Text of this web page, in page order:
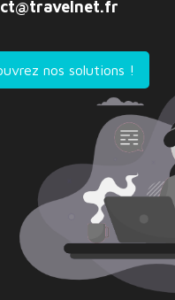
nos solutions !